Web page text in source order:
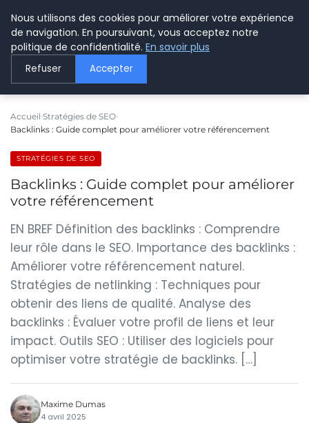
LE WEBMARKETING
Accueil Stratégies de SEO
Backlinks : Guide complet pour améliorer votre référencement
STRATÉGIES DE SEO
Backlinks : Guide complet pour améliorer
votre référencement
EN BREF Définition des backlinks : Comprendre
leur rôle dans le SEO. Importance des backlinks :
Améliorer votre référencement naturel.
Stratégies de netlinking : Techniques pour
obtenir des liens de qualité. Analyse des
backlinks : Évaluer votre profil de liens et leur
impact. Outils SEO : Utiliser des logiciels pour
optimiser votre stratégie de backlinks. […]
Maxime Dumas
4 avril 2025
Nous utilisons des cookies pour améliorer votre expérience
de navigation. En poursuivant, vous acceptez notre
politique de confidentialité. En savoir plus
Refuser Accepter